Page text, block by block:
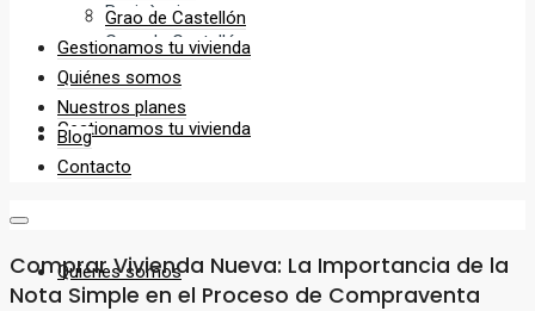
Benicàssim
Grao de Castellón
Gestionamos tu vivienda
Quiénes somos
Grao de Castellón
Gestionamos tu vivienda
Quiénes somos
Nuestros planes
Blog
Contacto
Comprar Vivienda Nueva: La Importancia de la
Nota Simple en el Proceso de Compraventa